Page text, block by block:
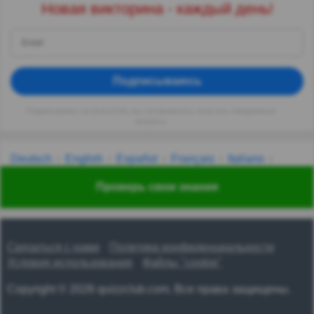
Проверь свои знания
Новая викторина - каждый день!
Подписываюсь
Deutsch English Español Français
Italiano
Українська हिन्दी 한국어
Связаться с нами
Политика конфиденциальности
Условия использования
Файлы "cookie"
Copyright © 2026 quizzclub.com. Все права защищены.